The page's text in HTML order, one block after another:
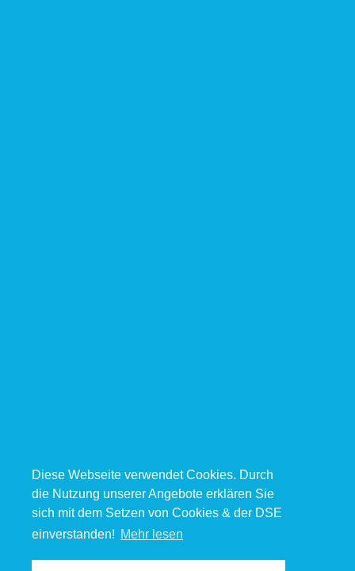
Diese Webseite verwendet Cookies. Durch
die Nutzung unserer Angebote erklären Sie
sich mit dem Setzen von Cookies & der DSE
einverstanden! Mehr lesen